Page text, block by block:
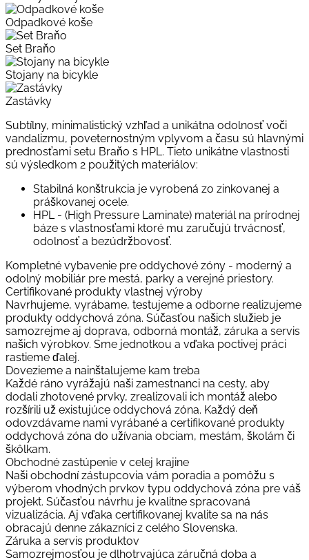
Odpadkové koše
Set Braňo
Stojany na bicykle
Zastávky
Subtílny, minimalistický vzhľad a unikátna odolnosť voči
vandalizmu, poveternostným vplyvom a času sú hlavnými
prednosťami setu Braňo s HPL. Tieto unikátne vlastnosti
sú výsledkom 2 použitých materiálov:
Stabilná konštrukcia je vyrobená zo zinkovanej a
práškovanej ocele.
HPL - (High Pressure Laminate) materiál na prírodnej
báze s vlastnosťami ktoré mu zaručujú trvácnosť,
odolnosť a bezúdržbovosť.
Kompletné vybavenie pre oddychové zóny - moderný a
odolný mobiliár pre mestá, parky a verejné priestory.
Certifikované produkty vlastnej výroby
Navrhujeme, vyrábame, testujeme a odborne realizujeme
produkty oddychová zóna. Súčasťou našich služieb je
samozrejme aj doprava, odborná montáž, záruka a servis
našich výrobkov. Sme jednotkou a vďaka poctivej práci
rastieme ďalej.
Dovezieme a nainštalujeme kam treba
Každé ráno vyrážajú naši zamestnanci na cesty, aby
dodali zhotovené prvky, zrealizovali ich montáž alebo
rozšírili už existujúce oddychová zóna. Každý deň
odovzdávame nami vyrábané a certifikované produkty
oddychová zóna do užívania obciam, mestám, školám či
škôlkam.
Obchodné zastúpenie v celej krajine
Naši obchodní zástupcovia vám poradia a pomôžu s
výberom vhodných prvkov typu oddychová zóna pre váš
projekt. Súčasťou návrhu je kvalitne spracovaná
vizualizácia. Aj vďaka certifikovanej kvalite sa na nás
obracajú denne zákazníci z celého Slovenska.
Záruka a servis produktov
Samozrejmosťou je dlhotrvajúca záručná doba a